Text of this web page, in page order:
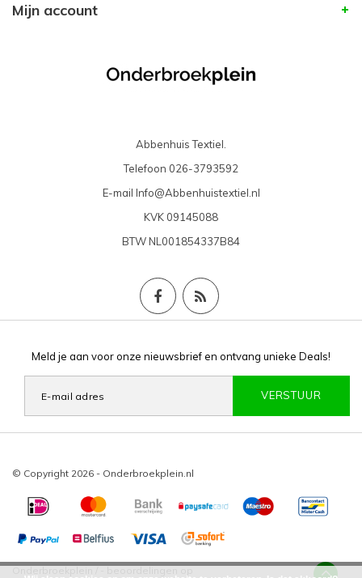
Mijn account
Abbenhuis Textiel.
Telefoon 026-3793592
E-mail Info@Abbenhuistextiel.nl
KVK 09145088
BTWNL001854337B84
Meld je aan voor onze nieuwsbrief en ontvang unieke Deals!
VERSTUUR
© Copyright 2026 - Onderbroekplein.nl